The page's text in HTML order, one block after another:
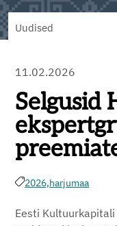
Uudised
11.02.2026
Selgusid
2026,harjumaa
Eesti